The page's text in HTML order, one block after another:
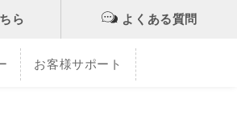
ら よくある質問
お客様サポート